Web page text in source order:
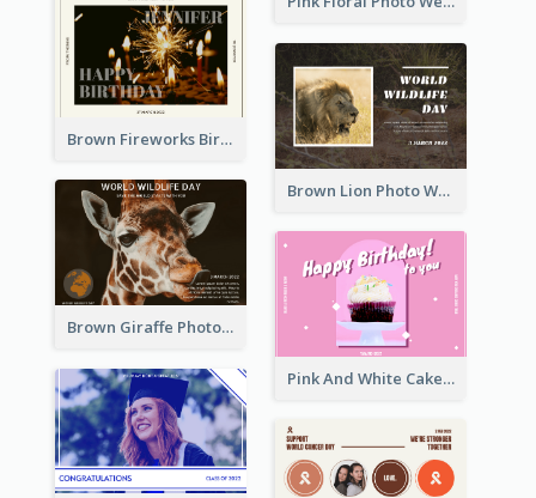
Brown Fireworks Birthday Postcard
Brown Lion Photo World Wildlife Day Post Card
Brown Giraffe Photo World Wildlife Day Post Card
Pink And White Cake Photo Birthday Postcard